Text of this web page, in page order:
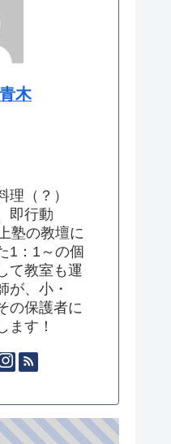
木
理（？）
即行動
塾の教壇に
1：1～の個
て教室も運
が、小・
の保護者に
ます！